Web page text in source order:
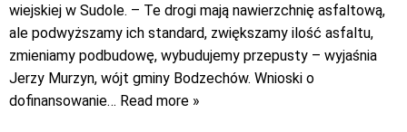
wiejskiej w Sudole. – Te drogi mają nawierzchnię asfaltową,
ale podwyższamy ich standard, zwiększamy ilość asfaltu,
zmieniamy podbudowę, wybudujemy przepusty – wyjaśnia
Jerzy Murzyn, wójt gminy Bodzechów. Wnioski o
dofinansowanie… Read more »